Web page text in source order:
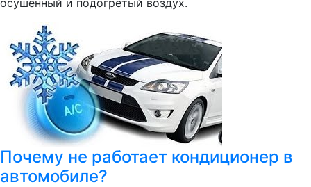
осушенный и подогретый воздух.
Почему не работает кондиционер в
автомобиле?